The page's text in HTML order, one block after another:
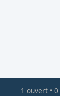
1 ouvert• 0